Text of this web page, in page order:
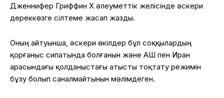
Дженнифер Гриффин X әлеуметтік желісінде әскери
дереккөзге сілтеме жасап жазды.
Оның айтуынша, әскери өкілдер бұл соққылардың
қорғаныс сипатында болғанын және АҚШ пен Иран
арасындағы қолданыстағы атысты тоқтату режимін
бұзу болып саналмайтынын мәлімдеген.